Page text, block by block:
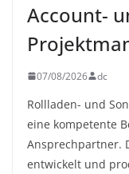
Account-
07/08/2026 dc
Rollladen- und
eine kompetente
Ansprechpartner.
entwickelt und